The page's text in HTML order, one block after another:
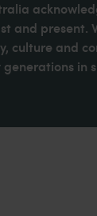
and
culture and
generations in